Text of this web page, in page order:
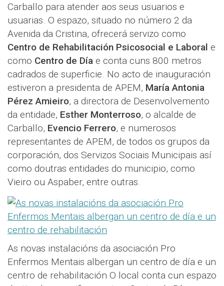
Carballo para atender aos seus usuarios e
usuarias. O espazo, situado no número 2 da
Avenida da Cristina, ofrecerá servizo como
Centro de Rehabilitación Psicosocial e Laboral e
como Centro de Día e conta cuns 800 metros
cadrados de superficie. No acto de inauguración
estiveron a presidenta de APEM, María Antonia
Pérez Amieiro, a directora de Desenvolvemento
da entidade, Esther Monterroso, o alcalde de
Carballo, Evencio Ferrero, e numerosos
representantes de APEM, de todos os grupos da
corporación, dos Servizos Sociais Municipais así
como doutras entidades do municipio, como
Vieiro ou Aspaber, entre outras.
As novas instalacións da asociación Pro
Enfermos Mentais albergan un centro de día e un
centro de rehabilitación O local conta cun espazo